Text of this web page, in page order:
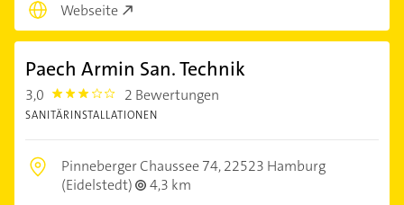
Webseite
Paech Armin San. Technik
3,0 3.0 2 Bewertungen
SANITÄRINSTALLATIONEN
Pinneberger Chaussee 74,22523 Hamburg
(Eidelstedt)
4,3 km